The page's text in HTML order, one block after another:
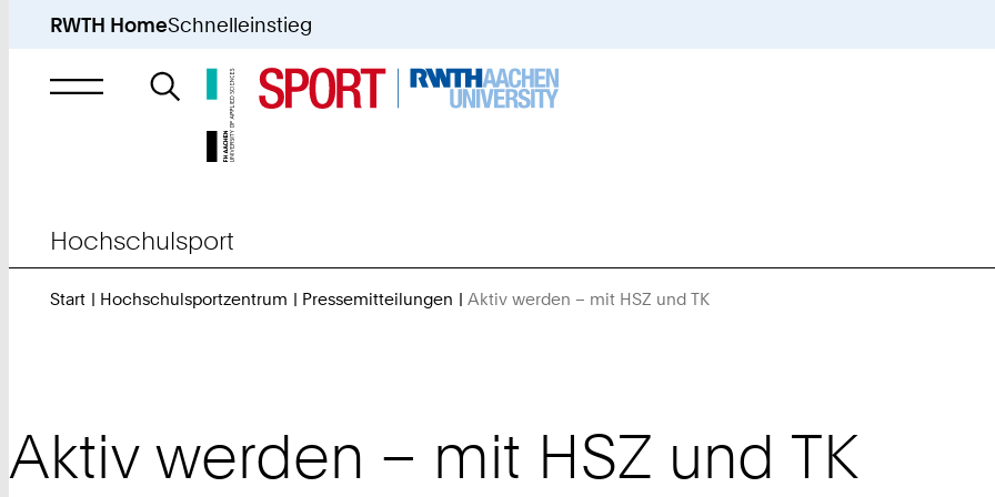
RWTH HomeSchnelleinstieg
Suche
nach
Hochschulsport
Start Hochschulsportzentrum Pressemitteilungen Aktiv werden – mit HSZ und TK
Aktiv werden – mit HSZ und TK